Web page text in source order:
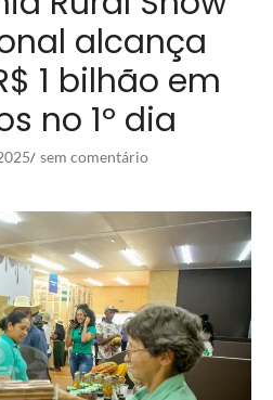
alcança
1 bilhão em
no 1º dia
/ sem comentário